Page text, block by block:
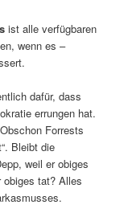
ist alle verfügbaren
wenn es –
dafür, dass
errungen hat.
Forrests
Bleibt die
weil er obiges
obiges tat? Alles